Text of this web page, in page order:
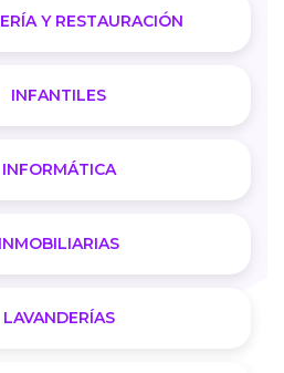
Y RESTAURACIÓN
INFANTILES
INFORMÁTICA
INMOBILIARIAS
LAVANDERÍAS